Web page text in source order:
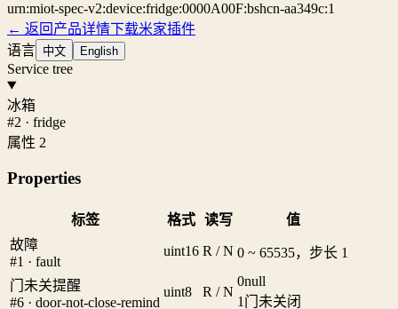
urn:miot-spec-v2:device:fridge:0000A00F:bshcn-aa349c:1
← 返回产品详情下载米家插件
语言 中文 English
Service tree
冰箱
#2 · fridge
属性 2
Properties
标签 格式 读写
值
故障
#1 · fault
uint16 R / N 0 ~ 65535，步长 1
门未关提醒
#6 · door-not-close-remind
uint8 R / N
0null
1 门未关闭